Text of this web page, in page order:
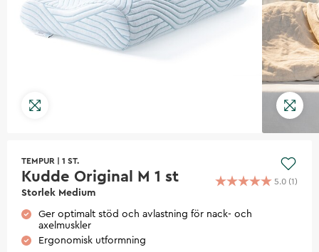
TEMPUR 1 ST.
Kudde Original M 1 st
Storlek Medium
5.0 (1 )
Ger optimalt stöd och avlastning för nack- och
axelmuskler
Ergonomisk utformning